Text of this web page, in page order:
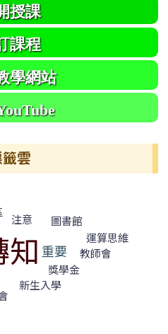
授課
課程
學網站
雲
注意
圖書館
知 運算思維
重要
教師會
獎學金
新生入學